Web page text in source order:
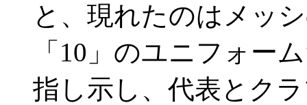
と、現れたのはメッ
「10」のユニフォー
指し示し、代表とク